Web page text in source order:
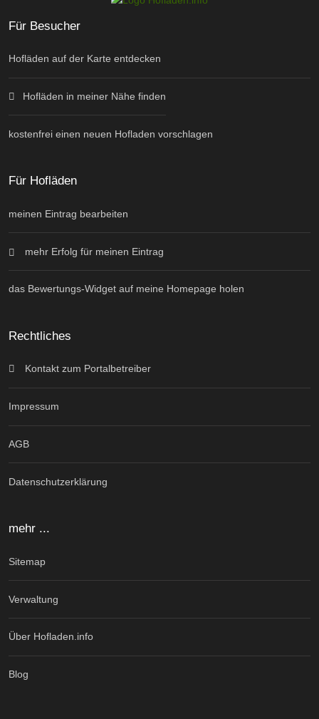
Für Besucher
Hofläden auf der Karte entdecken
Hofläden in meiner Nähe finden
kostenfrei einen neuen Hofladen vorschlagen
Für Hofläden
meinen Eintrag bearbeiten
mehr Erfolg für meinen Eintrag
das Bewertungs-Widget auf meine Homepage holen
Rechtliches
Kontakt zum Portalbetreiber
Impressum
AGB
Datenschutzerklärung
mehr ...
Sitemap
Verwaltung
Über Hofladen.info
Blog